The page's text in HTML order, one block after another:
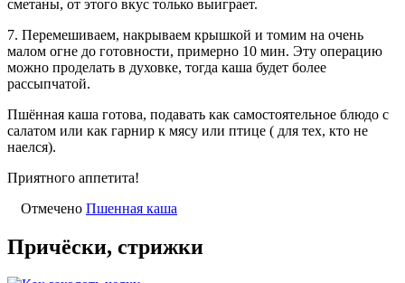
сметаны, от этого вкус только выиграет.
7. Перемешиваем, накрываем крышкой и томим на очень
малом огне до готовности, примерно 10 мин. Эту операцию
можно проделать в духовке, тогда каша будет более
рассыпчатой.
Пшённая каша готова, подавать как самостоятельное блюдо с
салатом или как гарнир к мясу или птице ( для тех, кто не
наелся).
Приятного аппетита!
Отмечено Пшенная каша
Причёски, стрижки